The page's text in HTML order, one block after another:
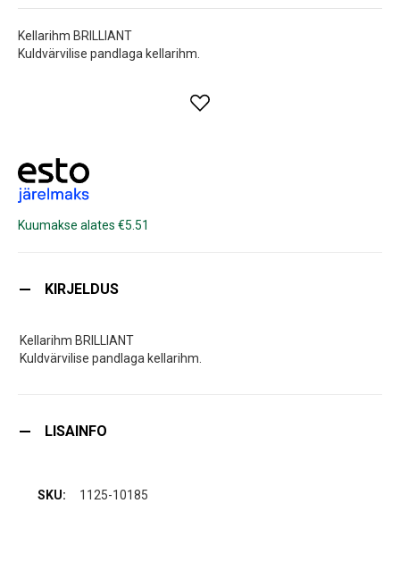
Kellarihm BRILLIANT
Kuldvärvilise pandlaga kellarihm.
Kuumakse alates €5.51
KIRJELDUS
Kellarihm BRILLIANT
Kuldvärvilise pandlaga kellarihm.
LISAINFO
1125-10185